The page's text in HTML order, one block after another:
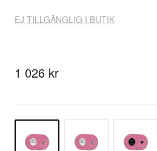
EJ TILLGÄNGLIG I BUTIK
1 026 kr